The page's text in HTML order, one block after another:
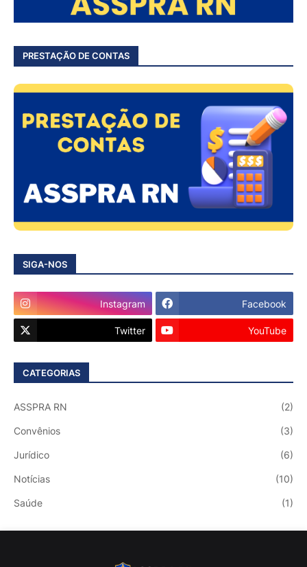
PRESTAÇÃO DE CONTAS
SIGA-NOS
Instagram Facebook
Twitter YouTube
CATEGORIAS
ASSPRA RN (2)
Convênios (3)
Jurídico (6)
Notícias (10)
Saúde (1)